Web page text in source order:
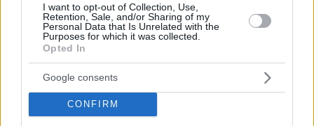
I want to opt-out of Collection, Use,
Retention, Sale, and/or Sharing of my
Personal Data that Is Unrelated with the
Purposes for which it was collected.
Opted In
Google consents
CONFIRM
ΔΕΙΤΕ ΟΛΑ ΤΑ GAMES
Best of Network